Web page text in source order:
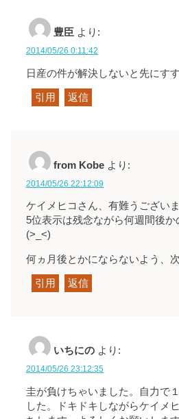
豊臣 より:
2014/05/26 0:11:42
日産の件が解決しないと先にす
引用 返信
from Kobe より:
2014/05/26 22:12:09
ケイメヒコさん、有難うございま
5位表示は残念ながら何週間後か
(>_<)
何ヵ月後とかにならないよう、
引用 返信
いちにの より:
2014/05/26 23:12:35
圭が負けちゃいました。自力で
した。ドキドキしながらケイメ